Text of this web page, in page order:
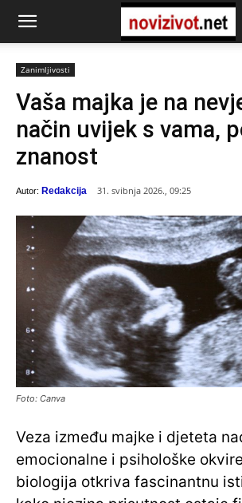
Zanimljivosti
Vaša majka je na
način uvijek s vama,
znanost
Autor: Redakcija 31. svibnja 2026., 09:25
Foto: Canva
Veza između majke i djeteta
emocionalne i psihološke
biologija otkriva fascinantnu